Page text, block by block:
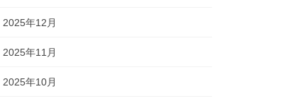
2025年12月
2025年11月
2025年10月